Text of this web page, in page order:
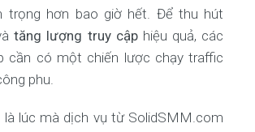
trọng hơn bao giờ hết. Để thu hút
tăng lượng truy cậphiệu quả, các
cần có một chiến lược chạy traffic
phu.
là lúc mà dịch vụ từ SolidSMM.com